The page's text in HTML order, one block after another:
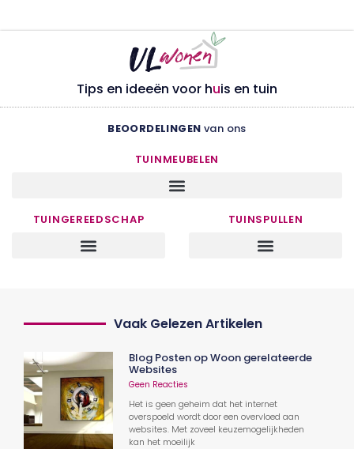
Tips en ideeën voor huis en tuin
BEOORDELINGEN van ons
TUINMEUBELEN
TUINGEREEDSCHAP TUINSPULLEN
Vaak Gelezen Artikelen
Blog Posten op Woon gerelateerde
Websites
Geen Reacties
Het is geen geheim dat het internet
overspoeld wordt door een overvloed aan
websites. Met zoveel keuzemogelijkheden
kan het moeilijk